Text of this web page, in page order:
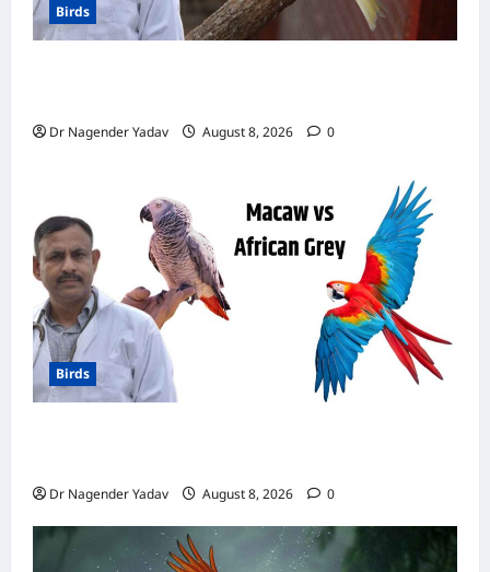
Birds
Dr Nagender Yadav August 8, 2026 0
Birds
Dr Nagender Yadav August 8, 2026 0